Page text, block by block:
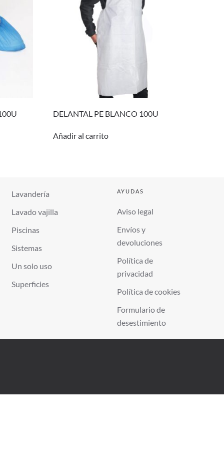
DELANTAL PE BLANCO 100U
Añadir al carrito
Lavandería
Lavado vajilla
Piscinas
Sistemas
Un solo uso
Superficies
AYUDAS
Aviso legal
Envíos y
devoluciones
Política de
privacidad
Política de cookies
Formulario de
desestimiento